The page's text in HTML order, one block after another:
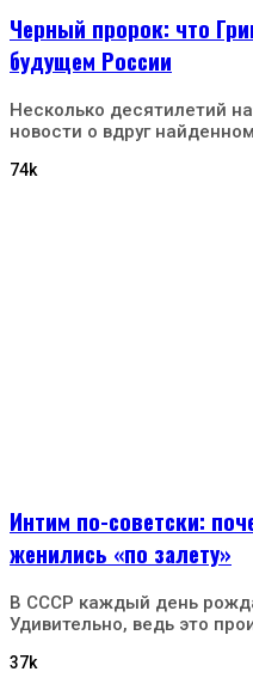
Черный пророк: что
будущем России
Несколько десятилетий
новости о вдруг
74k
Интим по-советски:
женились «по залету»
В СССР каждый день
Удивительно, ведь это
37k